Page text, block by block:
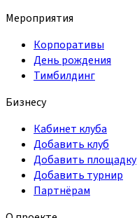
Мероприятия
Корпоративы
День рождения
Тимбилдинг
Бизнесу
Кабинет клуба
Добавить клуб
Добавить площадку
Добавить турнир
Партнёрам